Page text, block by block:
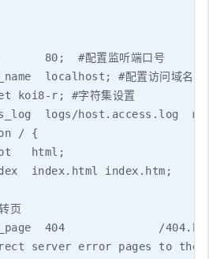
80;  #配置监听端口号
localhost; #配置访问域名，
koi8-r; #字符集设置
logs/host.access.log
/ {
html;
index.html index.htm;
页
404              /
server error pages to the